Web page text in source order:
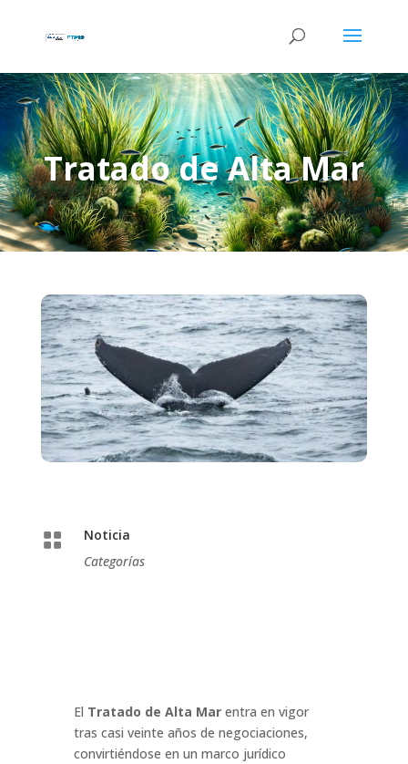
Tratado de Alta Mar

Noticia
Categorías
El Tratado de Alta Marentra en vigor
tras casi veinte años de negociaciones,
convirtiéndose en un marco jurídico